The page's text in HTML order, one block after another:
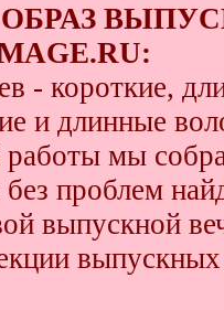
- короткие,
и длинные
работы мы
проблем
выпускной